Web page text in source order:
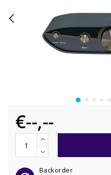
€--,--
Backorder